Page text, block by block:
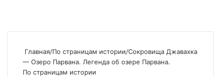
Главная/По страницам истории/Сокровища Джавахка
— Озеро Парвана. Легенда об озере Парвана.
По страницам истории